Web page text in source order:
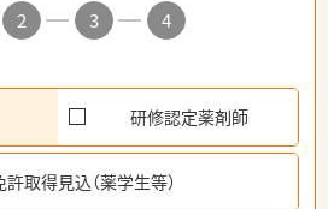
2 3
4
研修認定薬剤師
取得見込（薬学生等）